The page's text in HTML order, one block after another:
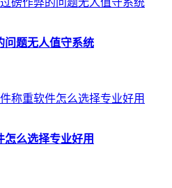
问题无人值守系统
么选择专业好用